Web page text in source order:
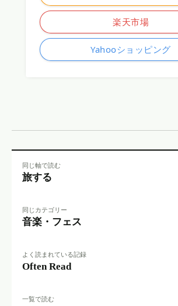
楽天市場
Yahooショッピング
同じ軸で読む
旅する
同じカテゴリー
音楽・フェス
よく読まれている記録
Often Read
一覧で読む